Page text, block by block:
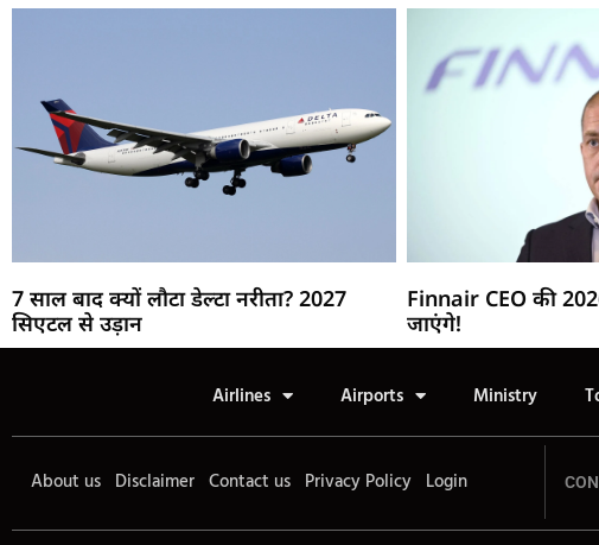
7 साल बाद क्यों लौटा डेल्टा नरीता? 2027
सिएटल से उड़ान
Finnair CEO की
जाएंगे!
Airlines Airports Ministry
About us Disclaimer Contact us Privacy Policy Login